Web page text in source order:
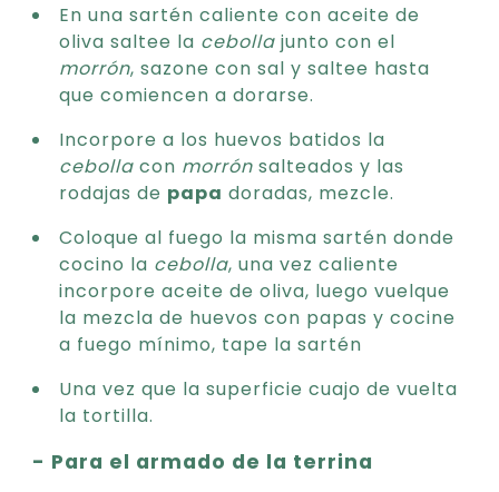
En una sartén caliente con aceite de
oliva saltee la cebolla junto con el
morrón, sazone con sal y saltee hasta
que comiencen a dorarse.
Incorpore a los huevos batidos la
cebolla con morrón salteados y las
rodajas de papa doradas, mezcle.
Coloque al fuego la misma sartén donde
cocino la cebolla, una vez caliente
incorpore aceite de oliva, luego vuelque
la mezcla de huevos con papas y cocine
a fuego mínimo, tape la sartén
Una vez que la superficie cuajo de vuelta
la tortilla.
- Para el armado de la terrina